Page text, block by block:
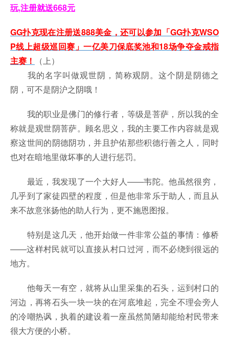
玩,注册就送668元
GG扑克现在注册送888美金，还可以参加「GG扑克WSO
P线上超级巡回赛」一亿美刀保底奖池和18场争夺金戒指
主赛！
（上）
我的名字叫做观世阴，简称观阴。这个阴是阴德之
阴，可不是阴沪之阴哦！
我的职业是佛门的修行者，等级是菩萨，所以我的全
称就是观世阴菩萨。顾名思义，我的主要工作内容就是观
察这世间的阴德阴功，并且护佑那些积德行善之人，同时
也对在暗地里做坏事的人进行惩罚。
最近，我发现了一个大好人——韦陀。他虽然很穷，
几乎到了家徒四壁的程度，但是他非常乐于助人，而且从
来不故意张扬他的助人行为，更不施恩图报。
特别是这几天，他开始做一件非常公益的事情：修桥
——这样村民就可以直接从村口过河，而不必绕到很远的
地方。
他每天一有空，就将从山里采集的石头，运到村口的
河边，再将石头一块一块的在河底堆起，完全不理会旁人
的冷嘲热讽，执着的建设着一座虽然简陋却能给村民带来
很大方便的小桥。